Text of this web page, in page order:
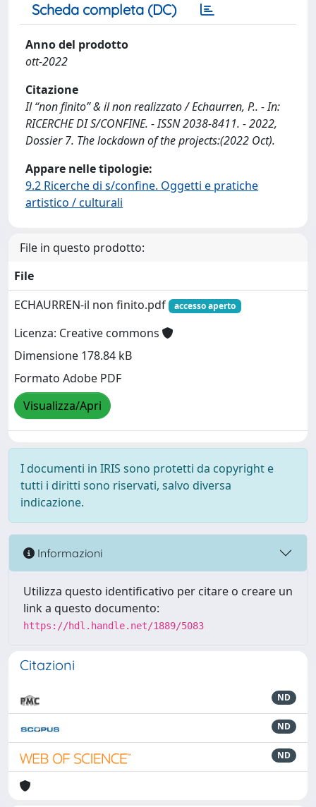
Scheda completa (DC)
Anno del prodotto
ott-2022
Citazione
Il “non finito” & il non realizzato / Echaurren, P.. - In:
RICERCHE DI S/CONFINE. - ISSN 2038-8411. - 2022,
Dossier 7. The lockdown of the projects:(2022 Oct).
Appare nelle tipologie:
9.2 Ricerche di s/confine. Oggetti e pratiche
artistico / culturali
File in questo prodotto:
File
ECHAURREN-il non finito.pdf
accesso aperto
Licenza: Creative commons
Dimensione 178.84 kB
Formato Adobe PDF
Visualizza/Apri
I documenti in IRIS sono protetti da copyright e
tutti i diritti sono riservati, salvo diversa
indicazione.
Informazioni
Utilizza questo identificativo per citare o creare un
link a questo documento:
https://hdl.handle.net/1889/5083
Citazioni
ND
ND
ND